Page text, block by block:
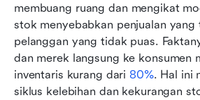
membuang ruang dan mengikat
stok menyebabkan penjualan yang
pelanggan yang tidak puas.
dan merek langsung ke konsumen
inventaris kurang dari 80%. Hal ini
siklus kelebihan dan kekurangan